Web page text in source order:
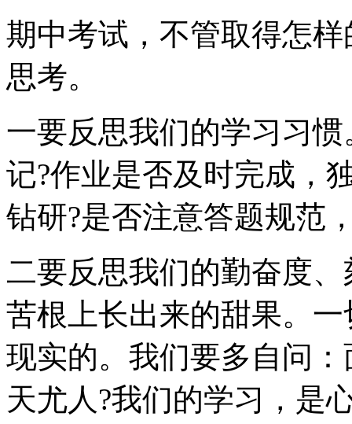
期中考试，不管取得怎
思考。
一要反思我们的学习习
记?作业是否及时完成，
钻研?是否注意答题规范
二要反思我们的勤奋度
苦根上长出来的甜果。
现实的。我们要多自问
天尤人?我们的学习，是